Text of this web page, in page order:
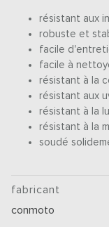
résistant aux
robuste et
facile
facile à
résistant à la
résistant aux
résistant à la
résistant à la
soudé
fabricant
conmoto